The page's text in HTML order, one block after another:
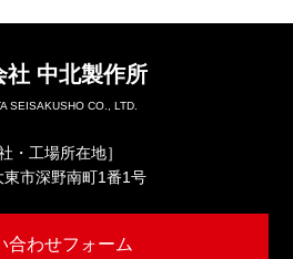
社 中北製作所
SEISAKUSHO CO., LTD.
・工場所在地］
東市深野南町1番1号
合わせフォーム